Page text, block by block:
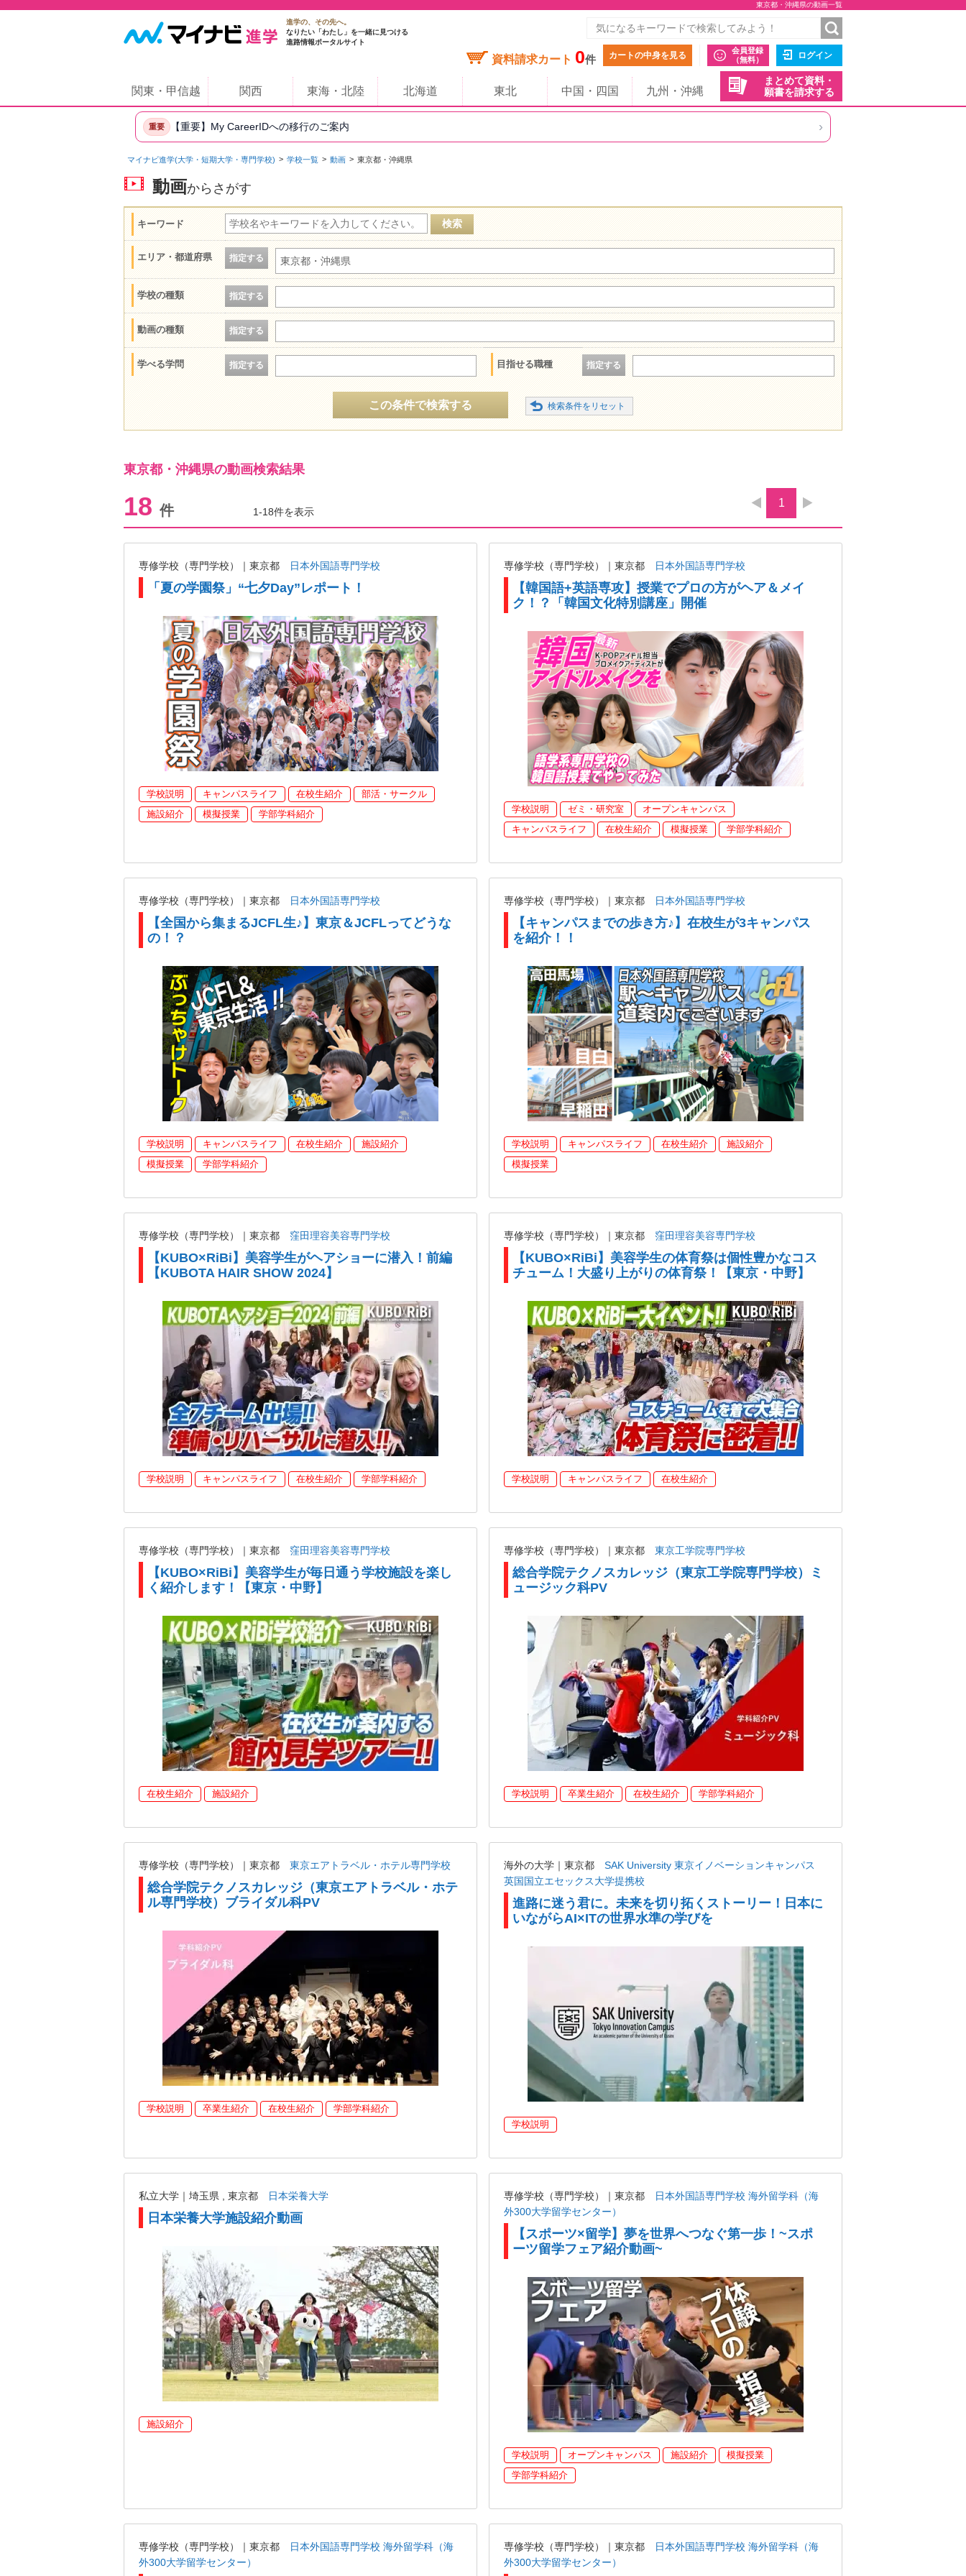
東京都・沖縄県の動画一覧
進学の、その先へ。
なりたい「わたし」を一緒に見つける
進路情報ポータルサイト
資料請求カート 0件 カートの中身を見る
会員登録
（無料）
ログイン
まとめて資料・
願書を請求する
関東・甲信越 関西 東海・北陸 北海道 東北 中国・四国 九州・沖縄
重要 【重要】My CareerIDへの移行のご案内 ›
マイナビ進学(大学・短期大学・専門学校) 学校一覧 動画 東京都・沖縄県
動画からさがす
キーワード
エリア・都道府県 指定する 東京都・沖縄県
学校の種類 指定する
動画の種類 指定する
学べる学問 指定する 目指せる職種 指定する
この条件で検索する
東京都・沖縄県の動画検索結果
18 件 1-18件を表示
1
専修学校（専門学校）｜東京都 日本外国語専門学校
「夏の学園祭」“七夕Day”レポート！
学校説明 キャンパスライフ 在校生紹介
部活・サークル
施設紹介
模擬授業 学部学科紹介
専修学校（専門学校）｜東京都 日本外国語専門学校
【韓国語+英語専攻】授業でプロの方がヘア＆メイ
ク！？「韓国文化特別講座」開催
学校説明 ゼミ・研究室
オープンキャンパス
キャンパスライフ
在校生紹介 模擬授業 学部学科紹介
専修学校（専門学校）｜東京都 日本外国語専門学校
【全国から集まるJCFL生♪】東京＆JCFLってどうな
の！？
学校説明 キャンパスライフ 在校生紹介
施設紹介
模擬授業
学部学科紹介
専修学校（専門学校）｜東京都 日本外国語専門学校
【キャンパスまでの歩き方♪】在校生が3キャンパス
を紹介！！
学校説明 キャンパスライフ 在校生紹介
施設紹介
模擬授業
専修学校（専門学校）｜東京都 窪田理容美容専門学校
【KUBO×RiBi】美容学生がヘアショーに潜入！前編
【KUBOTA HAIR SHOW 2024】
学校説明 キャンパスライフ 在校生紹介 学部学科紹介
専修学校（専門学校）｜東京都 窪田理容美容専門学校
【KUBO×RiBi】美容学生の体育祭は個性豊かなコス
チューム！大盛り上がりの体育祭！【東京・中野】
学校説明 キャンパスライフ 在校生紹介
専修学校（専門学校）｜東京都 窪田理容美容専門学校
【KUBO×RiBi】美容学生が毎日通う学校施設を楽し
く紹介します！【東京・中野】
在校生紹介 施設紹介
専修学校（専門学校）｜東京都 東京工学院専門学校
総合学院テクノスカレッジ（東京工学院専門学校）ミ
ュージック科PV
学校説明 卒業生紹介 在校生紹介 学部学科紹介
専修学校（専門学校）｜東京都 東京エアトラベル・ホテル専門学校
総合学院テクノスカレッジ（東京エアトラベル・ホテ
ル専門学校）ブライダル科PV
学校説明 卒業生紹介 在校生紹介 学部学科紹介
海外の大学｜東京都
SAK University 東京イノベーションキャンパス
英国国立エセックス大学提携校
進路に迷う君に。未来を切り拓くストーリー！日本に
いながらAI×ITの世界水準の学びを
学校説明
私立大学｜埼玉県 , 東京都 日本栄養大学
日本栄養大学施設紹介動画
施設紹介
専修学校（専門学校）｜東京都
日本外国語専門学校 海外留学科（海
外300大学留学センター）
【スポーツ×留学】夢を世界へつなぐ第一歩！~スポ
ーツ留学フェア紹介動画~
学校説明 オープンキャンパス 施設紹介
模擬授業
学部学科紹介
専修学校（専門学校）｜東京都
日本外国語専門学校 海外留学科（海
外300大学留学センター）
専修学校（専門学校）｜東京都
日本外国語専門学校 海外留学科（海
外300大学留学センター）